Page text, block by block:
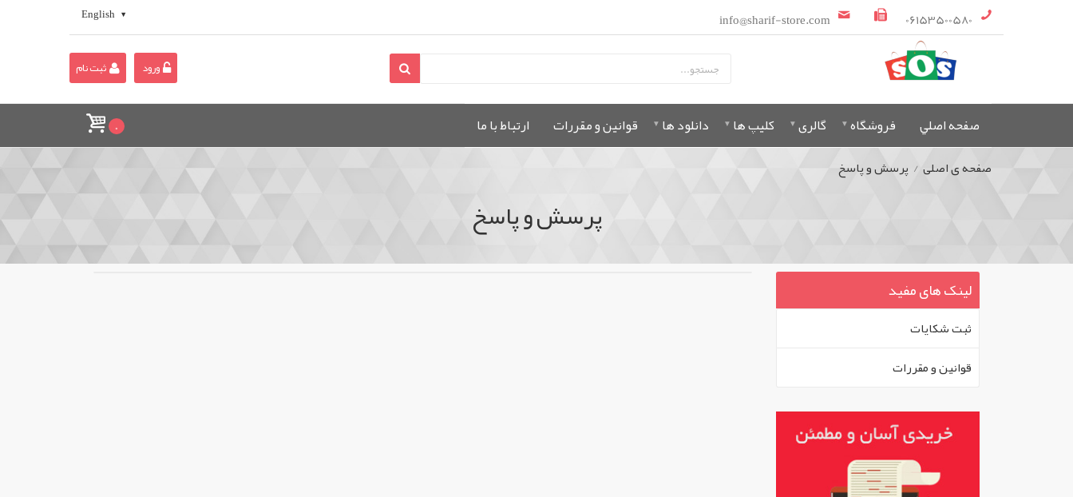
06153500580
info@sharif-store.com
English
ورود ثبت نام
صفحه اصلي فروشگاه گالری کلیپ ها دانلود ها قوانين و مقررات ارتباط با ما 0
صفحه ی اصلی / پرسش و پاسخ
پرسش و پاسخ
لینک های مفید
ثبت شکايات
قوانين و مقررات